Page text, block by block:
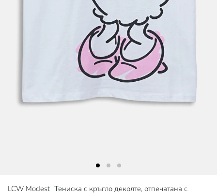
LCW Modest Тениска с кръгло деколте, отпечатана с